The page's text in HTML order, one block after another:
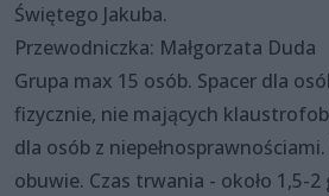
Świętego Jakuba.
Przewodniczka: Małgorzata Duda
Grupa max 15 osób. Spacer dla
fizycznie, nie mających
dla osób z
obuwie. Czas trwania - około 1,5-2